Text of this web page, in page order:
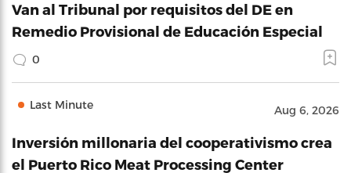
Van al Tribunal por requisitos del DE en
Remedio Provisional de Educación Especial
0
Last Minute Aug 6, 2026
Inversión millonaria del cooperativismo crea
el Puerto Rico Meat Processing Center